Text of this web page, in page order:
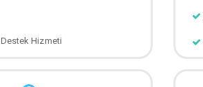
Destek Hizmeti